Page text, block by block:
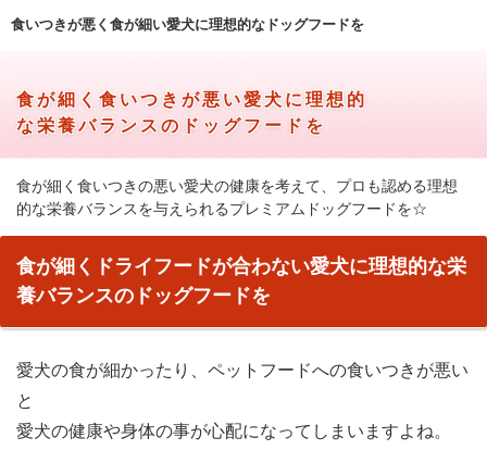
食いつきが悪く食が細い愛犬に理想的なドッグフードを
食が細く食いつきが悪い愛犬に理想的
な栄養バランスのドッグフードを
食が細く食いつきの悪い愛犬の健康を考えて、プロも認める理想
的な栄養バランスを与えられるプレミアムドッグフードを☆
食が細くドライフードが合わない愛犬に理想的な栄
養バランスのドッグフードを
愛犬の食が細かったり、ペットフードへの食いつきが悪い
と
愛犬の健康や身体の事が心配になってしまいますよね。